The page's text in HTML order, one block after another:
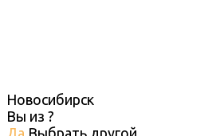
Новосибирск
Вы из ?